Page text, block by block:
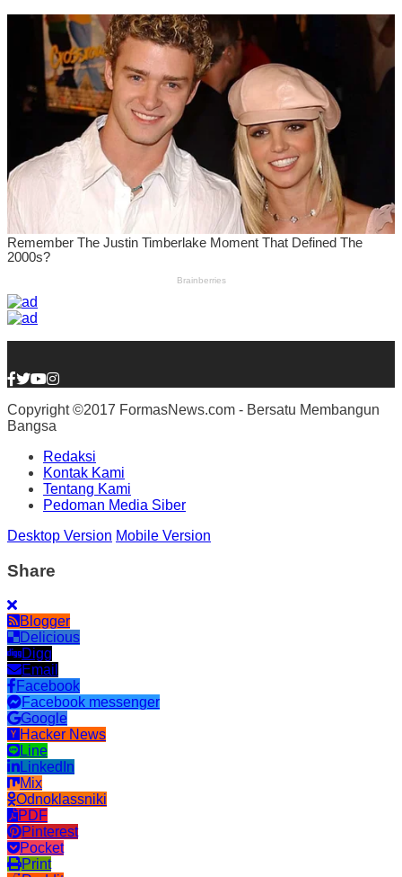
Copyright ©2017 FormasNews.com - Bersatu Membangun
Bangsa
Redaksi
Kontak Kami
Tentang Kami
Pedoman Media Siber
Desktop Version Mobile Version
Share
Blogger
Delicious
Digg
Email
Facebook
Facebook messenger
Google
Hacker News
Line
LinkedIn
Mix
Odnoklassniki
PDF
Pinterest
Pocket
Print